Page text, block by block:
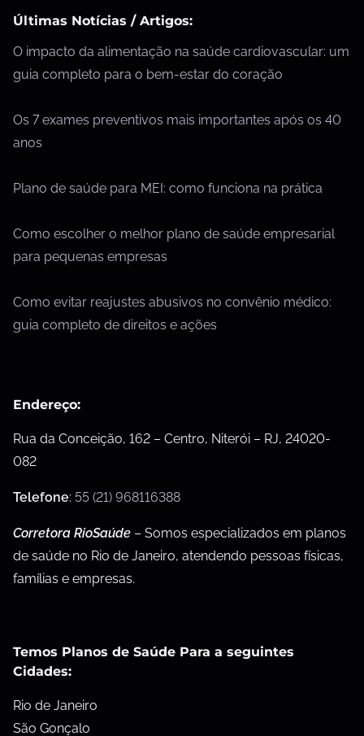
Últimas Notícias / Artigos:
O impacto da alimentação na saúde cardiovascular: um
guia completo para o bem-estar do coração
Os 7 exames preventivos mais importantes após os 40
anos
Plano de saúde para MEI: como funciona na prática
Como escolher o melhor plano de saúde empresarial
para pequenas empresas
Como evitar reajustes abusivos no convênio médico:
guia completo de direitos e ações
Endereço:
Rua da Conceição, 162 – Centro, Niterói – RJ, 24020-
082
Telefone: 55 (21) 968116388
Corretora RioSaúde – Somos especializados em planos
de saúde no Rio de Janeiro, atendendo pessoas físicas,
famílias e empresas.
Temos Planos de Saúde Para a seguintes
Cidades:
Rio de Janeiro
São Gonçalo